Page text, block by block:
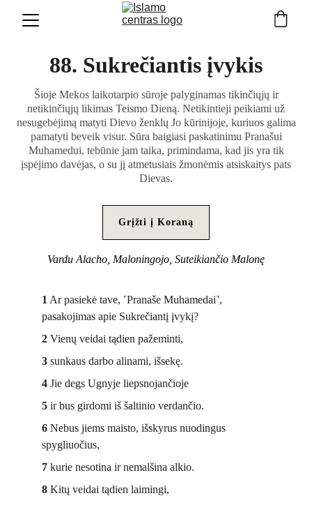
88. Sukrečiantis įvykis
Šioje Mekos laikotarpio sūroje palyginamas tikinčiųjų ir
netikinčiųjų likimas Teismo Dieną. Netikintieji peikiami už
nesugebėjimą matyti Dievo ženklų Jo kūrinijoje, kuriuos galima
pamatyti beveik visur. Sūra baigiasi paskatinimu Pranašui
Muhamedui, tebūnie jam taika, primindama, kad jis yra tik
įspėjimo davėjas, o su jį atmetusiais žmonėmis atsiskaitys pats
Dievas.
Grįžti į Koraną
Vardu Alacho, Maloningojo, Suteikiančio Malonę
1 Ar pasiekė tave, ˹Pranaše Muhamedai˺,
pasakojimas apie Sukrečiantį įvykį?
2 Vienų veidai tądien pažeminti,
3 sunkaus darbo alinami, išsekę.
4 Jie degs Ugnyje liepsnojančioje
5 ir bus girdomi iš šaltinio verdančio.
6 Nebus jiems maisto, išskyrus nuodingus
spygliuočius,
7 kurie nesotina ir nemalšina alkio.
8 Kitų veidai tądien laimingi,